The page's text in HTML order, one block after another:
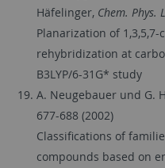
Häfelinger, Chem. Phys.
Planarization of
rehybridization at
B3LYP/6-31G* study
A. Neugebauer und G.
677-688 (2002)
Classifications of
compounds based on